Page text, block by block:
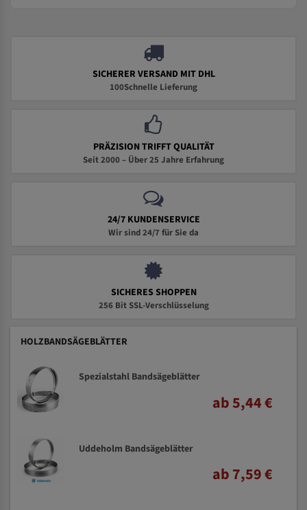
SICHERER VERSAND MIT DHL
100Schnelle Lieferung
PRÄZISION TRIFFT QUALITÄT
Seit 2000 – Über 25 Jahre Erfahrung
24/7 KUNDENSERVICE
Wir sind 24/7 für Sie da
SICHERES SHOPPEN
256 Bit SSL-Verschlüsselung
HOLZBANDSÄGEBLÄTTER
Spezialstahl Bandsägeblätter
ab 5,44 €
Uddeholm Bandsägeblätter
ab 7,59 €